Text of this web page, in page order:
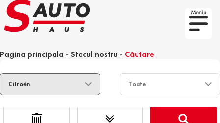
Meniu
Pagina principala - Stocul nostru - Căutare